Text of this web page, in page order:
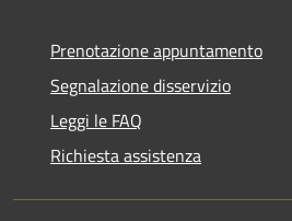
Prenotazione appuntamento
Segnalazione disservizio
Leggi le FAQ
Richiesta assistenza